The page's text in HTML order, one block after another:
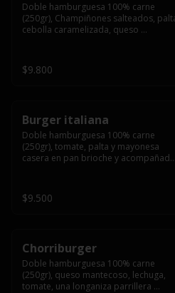
Doble hamburguesa 100% carne
(250gr), Champiñones salteados,
cebolla caramelizada, queso
fritas.
$9.800
Burger italiana
Doble hamburguesa 100% carne
(250gr), tomate, palta y mayonesa
casera en pan brioche y acompañado
$9.500
Chorriburger
Doble hamburguesa 100% carne
(250gr), queso mantecoso, lechuga,
tomate, una longaniza parrillera